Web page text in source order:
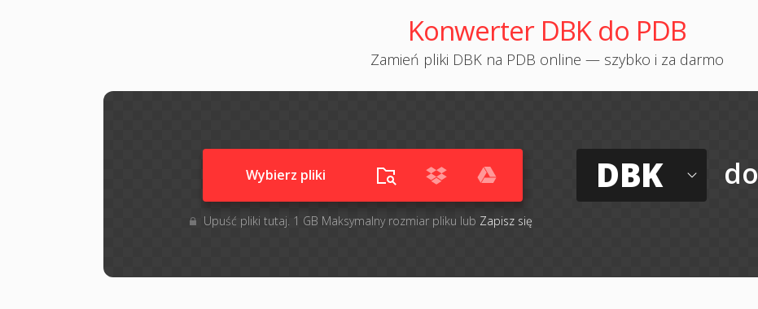
Konwerter DBK do PDB
Zamień pliki DBK na PDB online — szybko i za darmo
Wybierz pliki
Upuść pliki tutaj. 1 GB Maksymalny rozmiar pliku lub Zapisz się
DBK do